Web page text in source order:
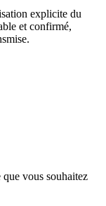
explicite du
et confirmé,
vous souhaitez